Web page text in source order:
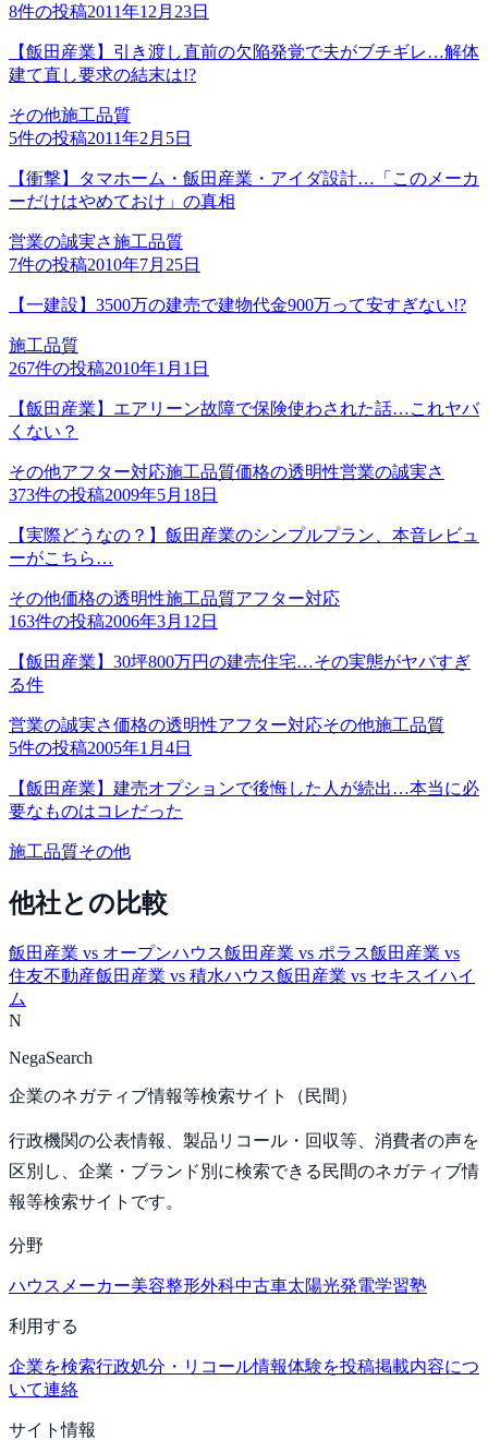
8件の投稿2011年12月23日
【飯田産業】引き渡し直前の欠陥発覚で夫がブチギレ…解体
建て直し要求の結末は!?
その他施工品質
5件の投稿2011年2月5日
【衝撃】タマホーム・飯田産業・アイダ設計…「このメーカ
ーだけはやめておけ」の真相
営業の誠実さ施工品質
7件の投稿2010年7月25日
【一建設】3500万の建売で建物代金900万って安すぎない!?
施工品質
267件の投稿2010年1月1日
【飯田産業】エアリーン故障で保険使わされた話…これヤバ
くない？
その他アフター対応施工品質価格の透明性営業の誠実さ
373件の投稿2009年5月18日
【実際どうなの？】飯田産業のシンプルプラン、本音レビュ
ーがこちら…
その他価格の透明性施工品質アフター対応
163件の投稿2006年3月12日
【飯田産業】30坪800万円の建売住宅…その実態がヤバすぎ
る件
営業の誠実さ価格の透明性アフター対応その他施工品質
5件の投稿2005年1月4日
【飯田産業】建売オプションで後悔した人が続出…本当に必
要なものはコレだった
施工品質その他
他社との比較
飯田産業 vs オープンハウス飯田産業 vs ポラス飯田産業 vs
住友不動産飯田産業 vs 積水ハウス飯田産業 vs セキスイハイ
ム
N
NegaSearch
企業のネガティブ情報等検索サイト（民間）
行政機関の公表情報、製品リコール・回収等、消費者の声を
区別し、企業・ブランド別に検索できる民間のネガティブ情
報等検索サイトです。
分野
ハウスメーカー美容整形外科中古車太陽光発電学習塾
利用する
企業を検索行政処分・リコール情報体験を投稿掲載内容につ
いて連絡
サイト情報